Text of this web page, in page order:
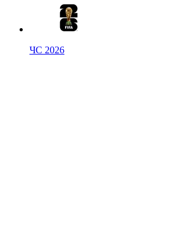
ЧС 2026